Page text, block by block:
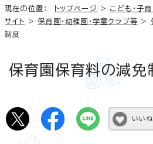
現在の位置： トップページ > こども・子育
サイト
>保育園・幼稚園・学童クラブ等 >
制度
保育園保育料の減免
いいね